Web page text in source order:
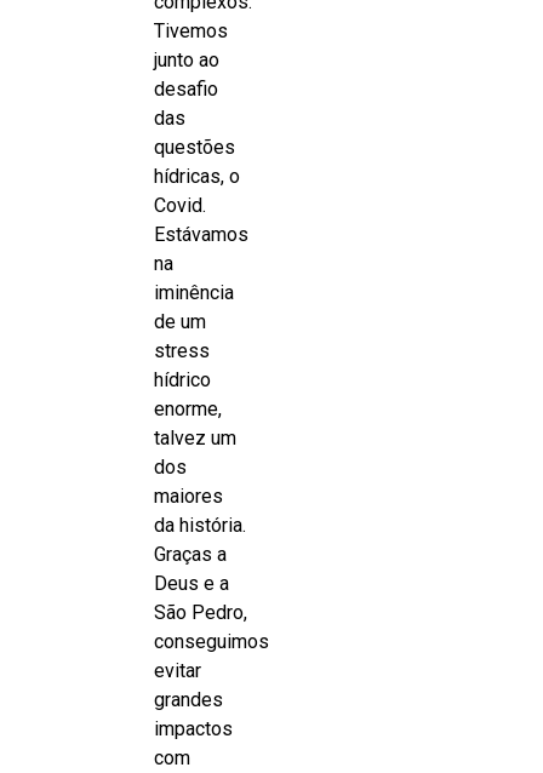
Tivemos
junto ao
desafio
das
questões
hídricas, o
Covid.
Estávamos
na
iminência
de um
stress
hídrico
enorme,
talvez um
dos
maiores
da história.
Graças a
Deus e a
São Pedro,
conseguimos
evitar
grandes
impactos
com